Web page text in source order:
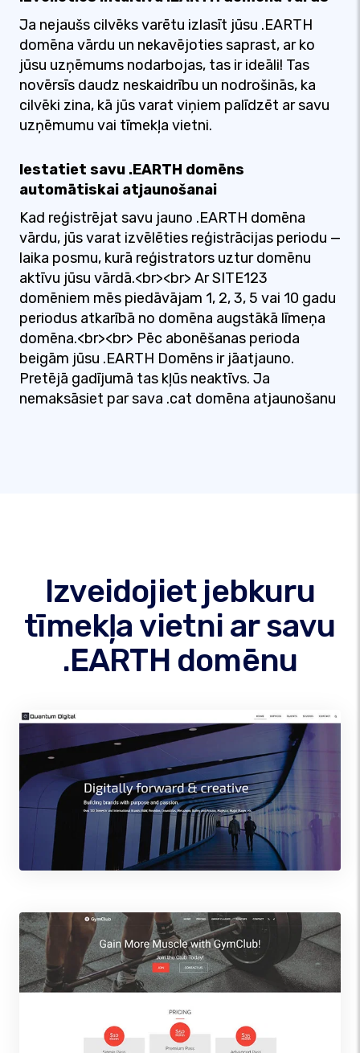
Ja nejaušs cilvēks varētu izlasīt jūsu .EARTH
domēna vārdu un nekavējoties saprast, ar ko
jūsu uzņēmums nodarbojas, tas ir ideāli! Tas
novērsīs daudz neskaidrību un nodrošinās, ka
cilvēki zina, kā jūs varat viņiem palīdzēt ar savu
uzņēmumu vai tīmekļa vietni.
Iestatiet savu .EARTH domēns
automātiskai atjaunošanai
Kad reģistrējat savu jauno .EARTH domēna
vārdu, jūs varat izvēlēties reģistrācijas periodu —
laika posmu, kurā reģistrators uztur domēnu
aktīvu jūsu vārdā.<br><br> Ar SITE123
domēniem mēs piedāvājam 1, 2, 3, 5 vai 10 gadu
periodus atkarībā no domēna augstākā līmeņa
domēna.<br><br> Pēc abonēšanas perioda
beigām jūsu .EARTH Domēns ir jāatjauno.
Pretējā gadījumā tas kļūs neaktīvs. Ja
nemaksāsiet par sava .cat domēna atjaunošanu
Izveidojiet jebkuru
tīmekļa vietni ar savu
.EARTH domēnu